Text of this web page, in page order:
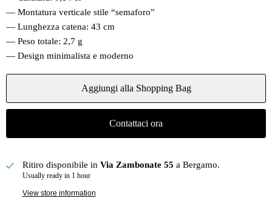
— Montatura verticale stile “semaforo”
— Lunghezza catena: 43 cm
— Peso totale: 2,7 g
— Design minimalista e moderno
Aggiungi alla Shopping Bag
Contattaci ora
Ritiro disponibile in Via Zambonate 55 a Bergamo.
Usually ready in 1 hour
View store information